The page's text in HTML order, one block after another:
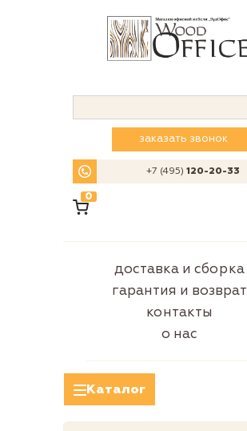
заказать звонок
+7 (495)120-20-33
0
доставка и сборка
гарантия и возврат
контакты
о нас
Каталог